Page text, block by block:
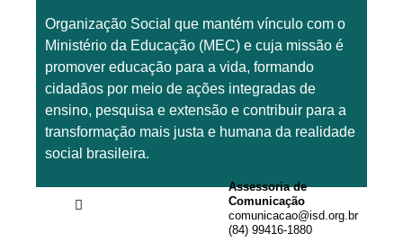
Organização Social que mantém vínculo com o
Ministério da Educação (MEC) e cuja missão é
promover educação para a vida, formando
cidadãos por meio de ações integradas de
ensino, pesquisa e extensão e contribuir para a
transformação mais justa e humana da realidade
social brasileira.
Assessoria de
Comunicação
comunicacao@isd.org.br
(84) 99416-1880